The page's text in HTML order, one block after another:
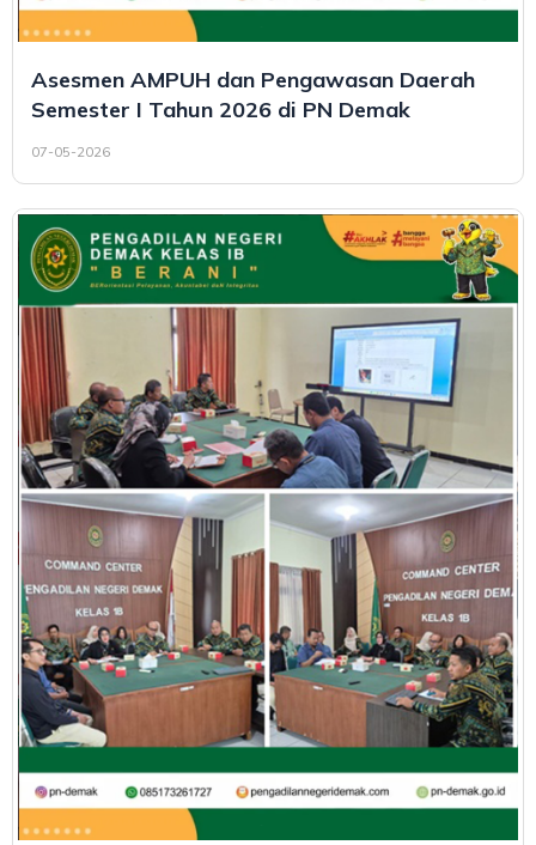
Asesmen AMPUH dan Pengawasan Daerah
Semester I Tahun 2026 di PN Demak
07-05-2026